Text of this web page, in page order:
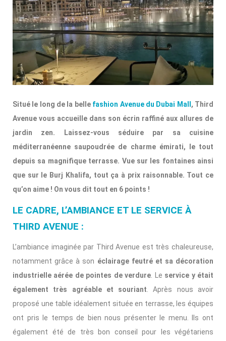
Situé le long de la belle fashion Avenue du Dubai Mall, Third
Avenue vous accueille dans son écrin raffiné aux allures de
jardin zen. Laissez-vous séduire par sa cuisine
méditerranéenne saupoudrée de charme émirati, le tout
depuis sa magnifique terrasse. Vue sur les fontaines ainsi
que sur le Burj Khalifa, tout ça à prix raisonnable. Tout ce
qu’on aime ! On vous dit tout en 6 points !
LE CADRE, L’AMBIANCE ET LE SERVICE À
THIRD AVENUE :
L’ambiance imaginée par Third Avenue est très chaleureuse,
notamment grâce à son éclairage feutré et sa décoration
industrielle aérée de pointes de verdure . Le service y était
également très agréable et souriant . Après nous avoir
proposé une table idéalement située en terrasse, les équipes
ont pris le temps de bien nous présenter le menu. Ils ont
également été de très bon conseil pour les végétariens